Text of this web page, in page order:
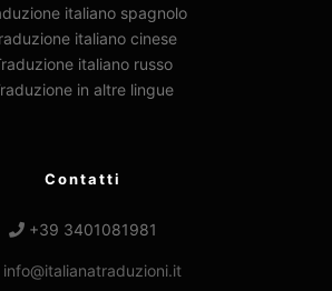
italiano spagnolo
italiano cinese
italiano russo
in altre lingue
Contatti
+39 3401081981
info@italianatraduzioni.it